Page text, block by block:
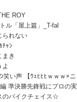
ROY
ル「屋上篇」_T-fal
られない
ﾁｬﾝ
まき
よ
笑い声 【ｳｪﾋﾋﾋｗｗｗ×
準決勝先鋒戦にプロの
のバイクチェイス☆